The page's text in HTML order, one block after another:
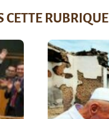
CETTE RUBRIQUE